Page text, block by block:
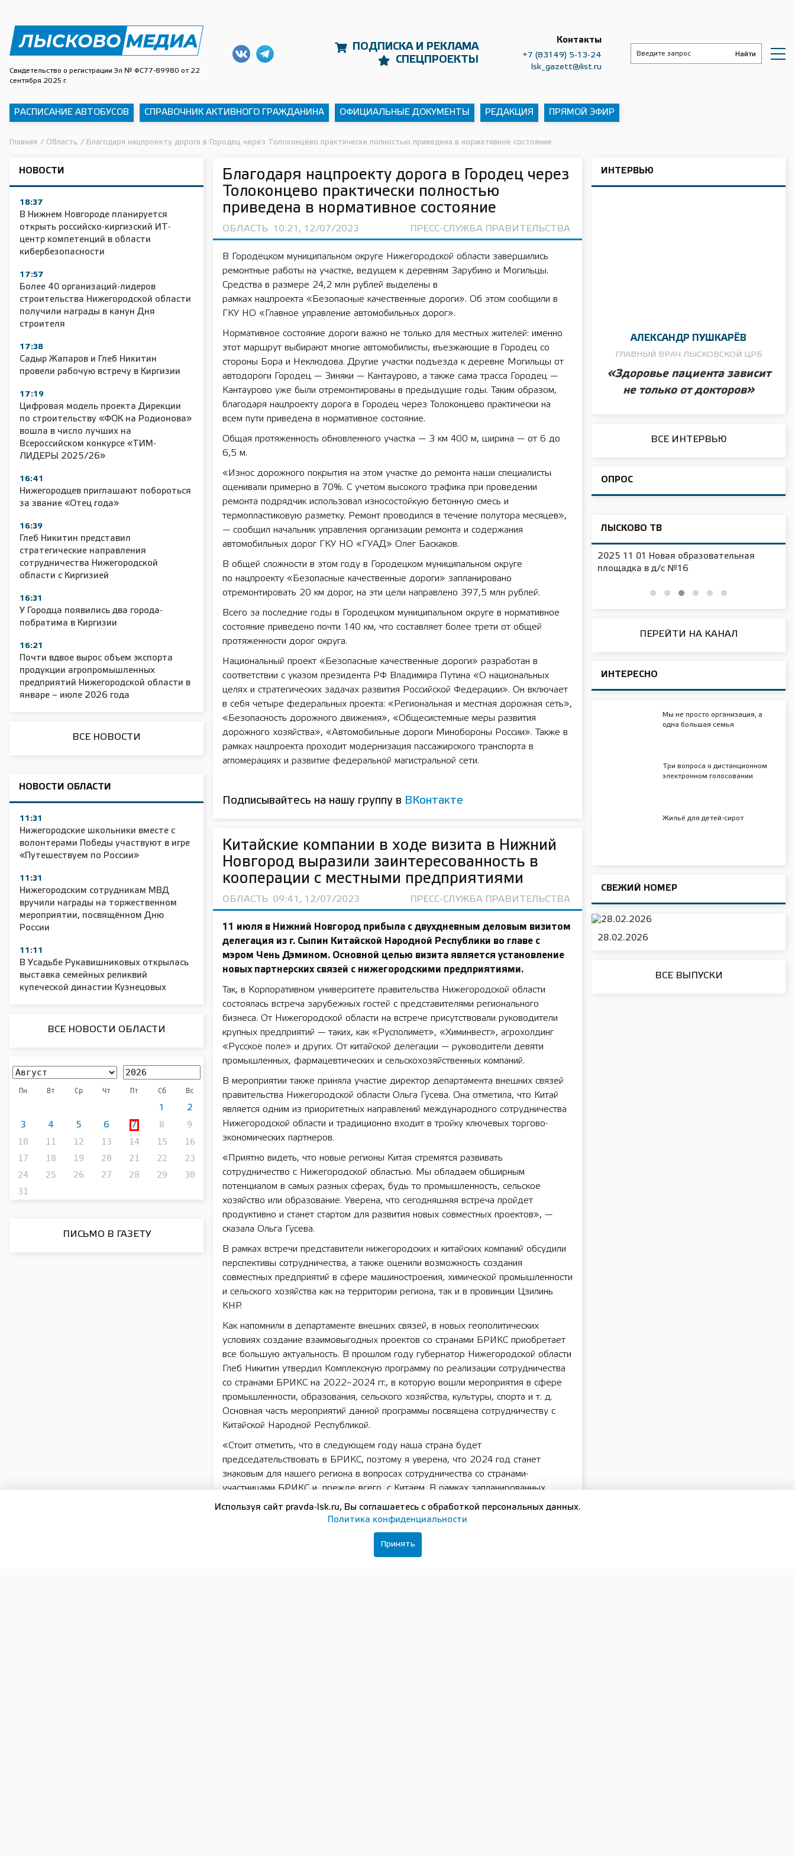
Свидетельство о регистрации Эл № ФС77-89980 от 22
сентября 2025 г.
ПОДПИСКА И РЕКЛАМА
СПЕЦПРОЕКТЫ
Контакты
+7 (83149) 5-13-24
lsk_gazett@list.ru
РАСПИСАНИЕ АВТОБУСОВ СПРАВОЧНИК АКТИВНОГО ГРАЖДАНИНА ОФИЦИАЛЬНЫЕ ДОКУМЕНТЫ РЕДАКЦИЯ ПРЯМОЙ ЭФИР
Главная / Область / Благодаря нацпроекту дорога в Городец через Толоконцево практически полностью приведена в нормативное состояние
НОВОСТИ
18:37
В Нижнем Новгороде планируется
открыть российско-киргизский ИТ-
центр компетенций в области
кибербезопасности
17:57
Более 40 организаций-лидеров
строительства Нижегородской области
получили награды в канун Дня
строителя
17:38
Садыр Жапаров и Глеб Никитин
провели рабочую встречу в Киргизии
17:19
Цифровая модель проекта Дирекции
по строительству «ФОК на Родионова»
вошла в число лучших на
Всероссийском конкурсе «ТИМ-
ЛИДЕРЫ 2025/26»
16:41
Нижегородцев приглашают побороться
за звание «Отец года»
16:39
Глеб Никитин представил
стратегические направления
сотрудничества Нижегородской
области с Киргизией
16:31
У Городца появились два города-
побратима в Киргизии
16:21
Почти вдвое вырос объем экспорта
продукции агропромышленных
предприятий Нижегородской области в
январе – июле 2026 года
ВСЕ НОВОСТИ
НОВОСТИ ОБЛАСТИ
11:31
Нижегородские школьники вместе с
волонтерами Победы участвуют в игре
«Путешествуем по России»
11:31
Нижегородским сотрудникам МВД
вручили награды на торжественном
мероприятии, посвящённом Дню
России
11:11
В Усадьбе Рукавишниковых открылась
выставка семейных реликвий
купеческой династии Кузнецовых
ВСЕ НОВОСТИ ОБЛАСТИ
Пн Вт Ср Чт Пт Сб Вс
1 2
3 4 5 6 7 8
9
10
11 12 13 14 15
16
17
18 19 20 21 22
23
24
25 26 27 28 29
30
31
ПИСЬМО В ГАЗЕТУ
Благодаря нацпроекту дорога в Городец через
Толоконцево практически полностью
приведена в нормативное состояние
ОБЛАСТЬ 10:21, 12/07/2023 ПРЕСС-СЛУЖБА ПРАВИТЕЛЬСТВА
В Городецком муниципальном округе Нижегородской области завершились
ремонтные работы на участке, ведущем к деревням Зарубино и Могильцы.
Средства в размере 24,2 млн рублей выделены в
рамках нацпроекта «Безопасные качественные дороги». Об этом сообщили в
ГКУ НО «Главное управление автомобильных дорог».
Нормативное состояние дороги важно не только для местных жителей: именно
этот маршрут выбирают многие автомобилисты, въезжающие в Городец со
стороны Бора и Неклюдова. Другие участки подъезда к деревне Могильцы от
автодороги Городец — Зиняки — Кантаурово, а также сама трасса Городец —
Кантаурово уже были отремонтированы в предыдущие годы. Таким образом,
благодаря нацпроекту дорога в Городец через Толоконцево практически на
всем пути приведена в нормативное состояние.
Общая протяженность обновленного участка — 3 км 400 м, ширина — от 6 до
6,5 м.
«Износ дорожного покрытия на этом участке до ремонта наши специалисты
оценивали примерно в 70%. С учетом высокого трафика при проведении
ремонта подрядчик использовал износостойкую бетонную смесь и
термопластиковую разметку. Ремонт проводился в течение полутора месяцев»,
— сообщил начальник управления организации ремонта и содержания
автомобильных дорог ГКУ НО «ГУАД» Олег Баскаков.
В общей сложности в этом году в Городецком муниципальном округе
по нацпроекту «Безопасные качественные дороги» запланировано
отремонтировать 20 км дорог, на эти цели направлено 397,5 млн рублей.
Всего за последние годы в Городецком муниципальном округе в нормативное
состояние приведено почти 140 км, что составляет более трети от общей
протяженности дорог округа.
Национальный проект «Безопасные качественные дороги» разработан в
соответствии с указом президента РФ Владимира Путина «О национальных
целях и стратегических задачах развития Российской Федерации». Он включает
в себя четыре федеральных проекта: «Региональная и местная дорожная сеть»,
«Безопасность дорожного движения», «Общесистемные меры развития
дорожного хозяйства», «Автомобильные дороги Минобороны России». Также в
рамках нацпроекта проходит модернизация пассажирского транспорта в
агломерациях и развитие федеральной магистральной сети.
Подписывайтесь на нашу группу в ВКонтакте
Китайские компании в ходе визита в Нижний
Новгород выразили заинтересованность в
кооперации с местными предприятиями
ОБЛАСТЬ 09:41, 12/07/2023 ПРЕСС-СЛУЖБА ПРАВИТЕЛЬСТВА
11 июля в Нижний Новгород прибыла с двухдневным деловым визитом
делегация из г. Сыпин Китайской Народной Республики во главе с
мэром Чень Дэмином. Основной целью визита является установление
новых партнерских связей с нижегородскими предприятиями.
Так, в Корпоративном университете правительства Нижегородской области
состоялась встреча зарубежных гостей с представителями регионального
бизнеса. От Нижегородской области на встрече присутствовали руководители
крупных предприятий — таких, как «Русполимет», «Химинвест», агрохолдинг
«Русское поле» и других. От китайской делегации — руководители девяти
промышленных, фармацевтических и сельскохозяйственных компаний.
В мероприятии также приняла участие директор департамента внешних связей
правительства Нижегородской области Ольга Гусева. Она отметила, что Китай
является одним из приоритетных направлений международного сотрудничества
Нижегородской области и традиционно входит в тройку ключевых торгово-
экономических партнеров.
«Приятно видеть, что новые регионы Китая стремятся развивать
сотрудничество с Нижегородской областью. Мы обладаем обширным
потенциалом в самых разных сферах, будь то промышленность, сельское
хозяйство или образование. Уверена, что сегодняшняя встреча пройдет
продуктивно и станет стартом для развития новых совместных проектов», —
сказала Ольга Гусева.
В рамках встречи представители нижегородских и китайских компаний обсудили
перспективы сотрудничества, а также оценили возможность создания
совместных предприятий в сфере машиностроения, химической промышленности
и сельского хозяйства как на территории региона, так и в провинции Цзилинь
КНР.
Как напомнили в департаменте внешних связей, в новых геополитических
условиях создание взаимовыгодных проектов со странами БРИКС приобретает
все большую актуальность. В прошлом году губернатор Нижегородской области
Глеб Никитин утвердил Комплексную программу по реализации сотрудничества
со странами БРИКС на 2022–2024 гг., в которую вошли мероприятия в сфере
промышленности, образования, сельского хозяйства, культуры, спорта и т. д.
Основная часть мероприятий данной программы посвящена сотрудничеству с
Китайской Народной Республикой.
«Стоит отметить, что в следующем году наша страна будет
председательствовать в БРИКС, поэтому я уверена, что 2024 год станет
знаковым для нашего региона в вопросах сотрудничества со странами-
участницами БРИКС и, прежде всего, с Китаем. В рамках запланированных
мероприятий мы покажем, какие перспективы ждут наших зарубежных
партнеров при расширении сфер сотрудничества с Нижегородской областью»,
— добавила руководитель департамента.
В рамках визита 12 июля китайская делегация также посетит г. о. г. Первомайск
ИНТЕРВЬЮ
АЛЕКСАНДР ПУШКАРЁВ
ГЛАВНЫЙ ВРАЧ ЛЫСКОВСКОЙ ЦРБ
«Здоровье пациента зависит
не только от докторов»
ВСЕ ИНТЕРВЬЮ
ОПРОС
ЛЫСКОВО ТВ
11 01 Сельское хозяйство 2025
сельскохозяйственного назначения
2025 11 01 Новая образовательная
площадка в д/с №16
ПЕРЕЙТИ НА КАНАЛ
ИНТЕРЕСНО
Мы не просто организация, а
одна большая семья
Три вопроса о дистанционном
электронном голосовании
Жильё для детей-сирот
СВЕЖИЙ НОМЕР
28.02.2026
ВСЕ ВЫПУСКИ
Используя сайт pravda-lsk.ru, Вы соглашаетесь с обработкой персональных данных.
Политика конфиденциальности
Принять